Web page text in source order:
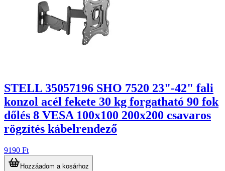
STELL 35057196 SHO 7520 23"-42" fali
konzol acél fekete 30 kg forgatható 90 fok
dőlés 8 VESA 100x100 200x200 csavaros
rögzítés kábelrendező
9190 Ft
Hozzáadom a kosárhoz